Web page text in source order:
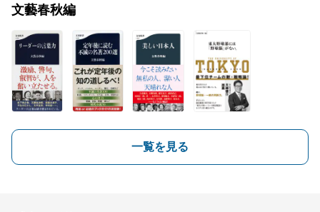
文藝春秋編
一覧を見る